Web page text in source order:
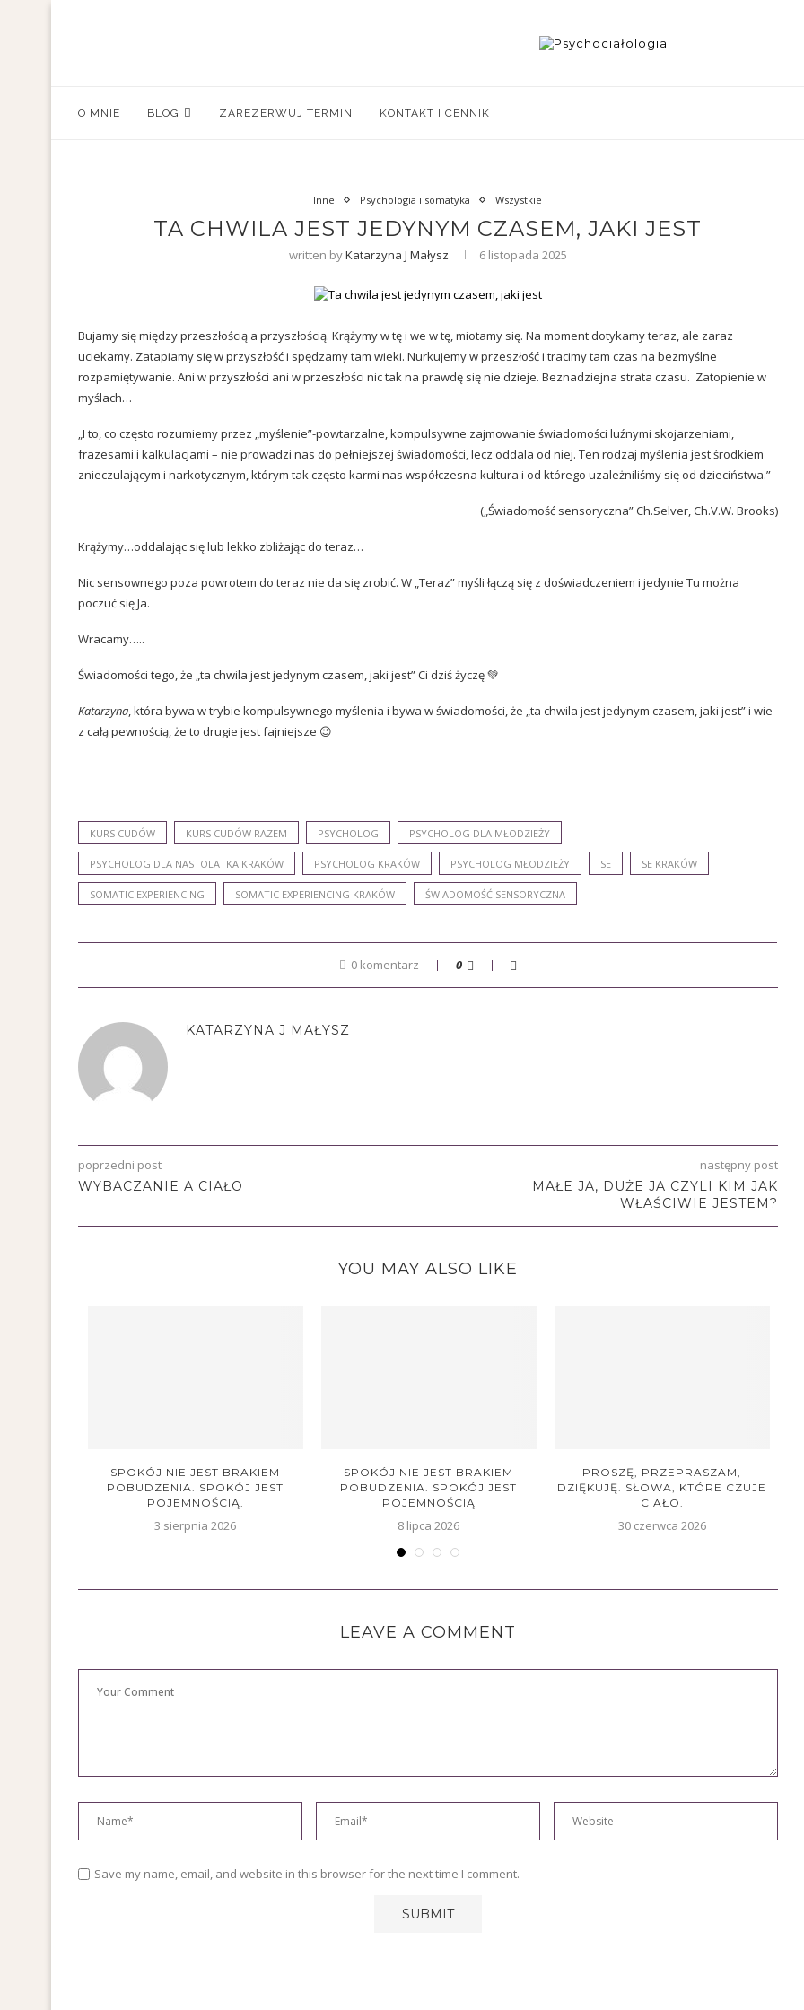
O MNIE BLOG ZAREZERWUJ TERMIN KONTAKT I CENNIK
Inne Psychologia i somatyka Wszystkie
TA CHWILA JEST JEDYNYM CZASEM, JAKI JEST
written byKatarzyna J Małysz 6 listopada 2025
Bujamy się między przeszłością a przyszłością. Krążymy w tę i we w tę, miotamy się. Na moment dotykamy teraz, ale zaraz
uciekamy. Zatapiamy się w przyszłość i spędzamy tam wieki. Nurkujemy w przeszłość i tracimy tam czas na bezmyślne
rozpamiętywanie. Ani w przyszłości ani w przeszłości nic tak na prawdę się nie dzieje. Beznadziejna strata czasu. Zatopienie w
myślach…
„I to, co często rozumiemy przez „myślenie”-powtarzalne, kompulsywne zajmowanie świadomości luźnymi skojarzeniami,
frazesami i kalkulacjami – nie prowadzi nas do pełniejszej świadomości, lecz oddala od niej. Ten rodzaj myślenia jest środkiem
znieczulającym i narkotycznym, którym tak często karmi nas współczesna kultura i od którego uzależniliśmy się od dzieciństwa.”
(„Świadomość sensoryczna” Ch.Selver, Ch.V.W. Brooks)
Krążymy…oddalając się lub lekko zbliżając do teraz…
Nic sensownego poza powrotem do teraz nie da się zrobić. W „Teraz” myśli łączą się z doświadczeniem i jedynie Tu można
poczuć się Ja.
Wracamy…..
Świadomości tego, że „ta chwila jest jedynym czasem, jaki jest” Ci dziś życzę 💚
Katarzyna, która bywa w trybie kompulsywnego myślenia i bywa w świadomości, że „ta chwila jest jedynym czasem, jaki jest” i wie
z całą pewnością, że to drugie jest fajniejsze 😉
KURS CUDÓW KURS CUDÓW RAZEM PSYCHOLOG PSYCHOLOG DLA MŁODZIEŻY
PSYCHOLOG DLA NASTOLATKA KRAKÓW PSYCHOLOG KRAKÓW PSYCHOLOG MŁODZIEŻY SE SE KRAKÓW
SOMATIC EXPERIENCING SOMATIC EXPERIENCING KRAKÓW ŚWIADOMOŚĆ SENSORYCZNA
0 komentarz 0
KATARZYNA J MAŁYSZ
poprzedni post
WYBACZANIE A CIAŁO
następny post
MAŁE JA, DUŻE JA CZYLI KIM JAK
WŁAŚCIWIE JESTEM?
YOU MAY ALSO LIKE
SPOKÓJ NIE JEST BRAKIEM
POBUDZENIA. SPOKÓJ JEST
POJEMNOŚCIĄ.
3 sierpnia 2026
SPOKÓJ NIE JEST BRAKIEM
POBUDZENIA. SPOKÓJ JEST
POJEMNOŚCIĄ
8 lipca 2026
PROSZĘ, PRZEPRASZAM,
DZIĘKUJĘ. SŁOWA, KTÓRE CZUJE
CIAŁO.
30 czerwca 2026
LEAVE A COMMENT
Save my name, email, and website in this browser for the next time I comment.